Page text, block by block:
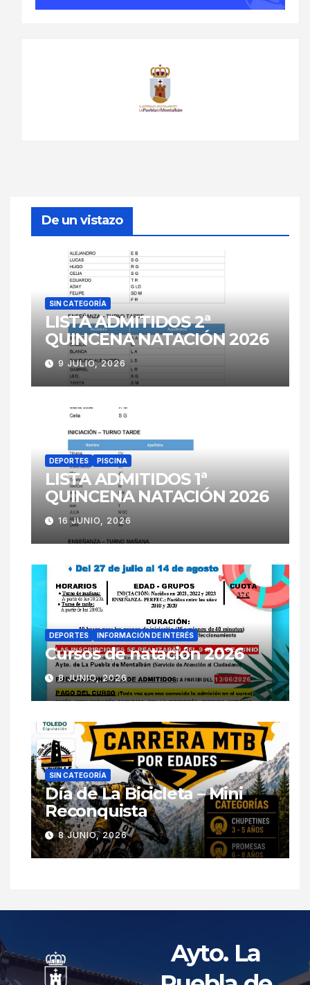
De un vistazo
SIN CATEGORÍA
LISTA ADMITIDOS 2ª
QUINCENA NATACIÓN 2026
9 JULIO, 2026
DEPORTES PISCINA
LISTA ADMITIDOS 1ª
QUINCENA NATACIÓN 2026
16 JUNIO, 2026
DEPORTES INFORMACIÓN DE INTERÉS
Cursos de natación 2026
8 JUNIO, 2026
SIN CATEGORÍA
Día de La Bicicleta – Mini
Reconquista
8 JUNIO, 2026
Ayto. La